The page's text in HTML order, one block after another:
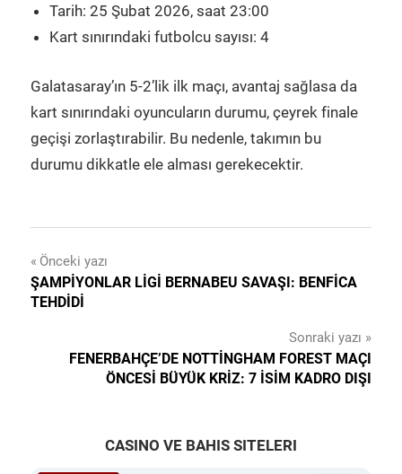
Tarih: 25 Şubat 2026, saat 23:00
Kart sınırındaki futbolcu sayısı: 4
Galatasaray’ın 5-2’lik ilk maçı, avantaj sağlasa da
kart sınırındaki oyuncuların durumu, çeyrek finale
geçişi zorlaştırabilir. Bu nedenle, takımın bu
durumu dikkatle ele alması gerekecektir.
Yazı
gezinmesi
Önceki yazı
ŞAMPIYONLAR LIGI BERNABEU SAVAŞI: BENFICA
TEHDIDI
Sonraki yazı
FENERBAHÇE’DE NOTTINGHAM FOREST MAÇI
ÖNCESI BÜYÜK KRIZ: 7 İSIM KADRO DIŞI
CASINO VE BAHIS SITELERI